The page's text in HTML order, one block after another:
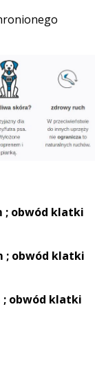
; obwód klatki
; obwód klatki
; obwód klatki